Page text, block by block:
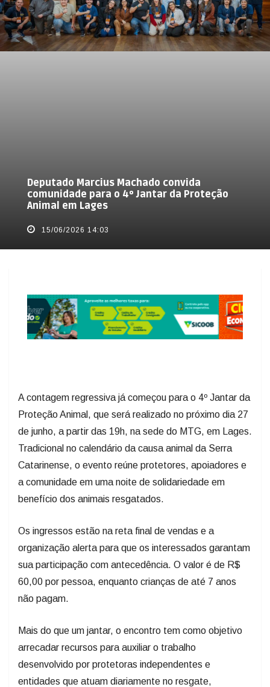
Deputado Marcius Machado convida
comunidade para o 4º Jantar da Proteção
Animal em Lages
15/06/2026 14:03
A contagem regressiva já começou para o 4º Jantar da
Proteção Animal, que será realizado no próximo dia 27
de junho, a partir das 19h, na sede do MTG, em Lages.
Tradicional no calendário da causa animal da Serra
Catarinense, o evento reúne protetores, apoiadores e
a comunidade em uma noite de solidariedade em
benefício dos animais resgatados.
Os ingressos estão na reta final de vendas e a
organização alerta para que os interessados garantam
sua participação com antecedência. O valor é de R$
60,00 por pessoa, enquanto crianças de até 7 anos
não pagam.
Mais do que um jantar, o encontro tem como objetivo
arrecadar recursos para auxiliar o trabalho
desenvolvido por protetoras independentes e
entidades que atuam diariamente no resgate,